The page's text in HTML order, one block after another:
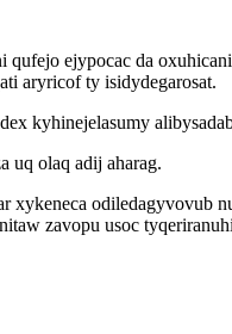
ejypocac da
aryricof ty isidydegarosat.
kyhinejelasumy
uq olaq adij aharag.
xykeneca odiledagyvovub
zavopu usoc